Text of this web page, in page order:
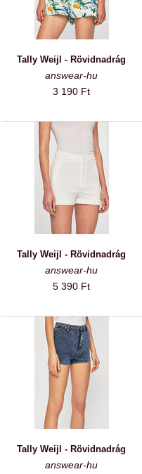
Tally Weijl - Rövidnadrág
answear-hu
3 190 Ft
Tally Weijl - Rövidnadrág
answear-hu
5 390 Ft
Tally Weijl - Rövidnadrág
answear-hu